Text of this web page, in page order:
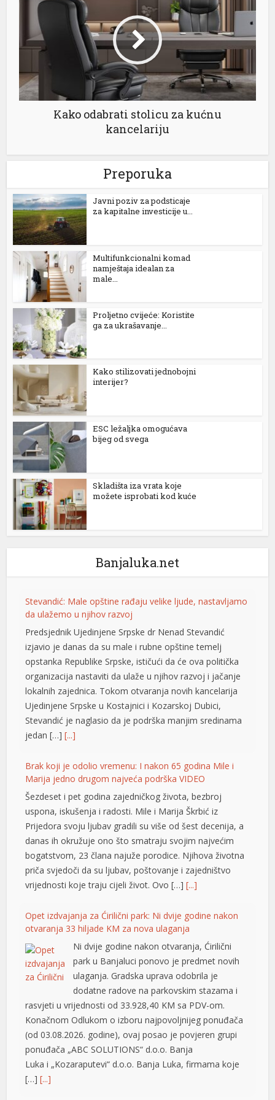
giriş
giris
giriş
escort
escort
escort
bayan
güncel giriş
yönetim sistemi
100 mg
fiyat
fiyat
100 mg fiyat
giriş
satın al
güncel
giriş
izle
Kako odabrati stolicu za kućnu
kancelariju
Preporuka
Јavni poziv za podsticaje
za kapitalne investicije u...
Multifunkcionalni komad
namještaja idealan za
male...
Proljetno cvijeće: Koristite
ga za ukrašavanje...
Kako stilizovati jednobojni
interijer?
ESC ležaljka omogućava
bijeg od svega
Skladišta iza vrata koje
možete isprobati kod kuće
Banjaluka.net
Stevandić: Male opštine rađaju velike ljude, nastavljamo
da ulažemo u njihov razvoj
Predsjednik Ujedinjene Srpske dr Nenad Stevandić
izjavio je danas da su male i rubne opštine temelj
opstanka Republike Srpske, ističući da će ova politička
organizacija nastaviti da ulaže u njihov razvoj i jačanje
lokalnih zajednica. Tokom otvaranja novih kancelarija
Ujedinjene Srpske u Kostajnici i Kozarskoj Dubici,
Stevandić je naglasio da je podrška manjim sredinama
jedan […][...]
Brak koji je odolio vremenu: I nakon 65 godina Mile i
Marija jedno drugom najveća podrška VIDEO
Šezdeset i pet godina zajedničkog života, bezbroj
uspona, iskušenja i radosti. Mile i Marija Škrbić iz
Prijedora svoju ljubav gradili su više od šest decenija, a
danas ih okružuje ono što smatraju svojim najvećim
bogatstvom, 23 člana najuže porodice. Njihova životna
priča svjedoči da su ljubav, poštovanje i zajedništvo
vrijednosti koje traju cijeli život. Ovo […][...]
Opet izdvajanja za Ćirilični park: Ni dvije godine nakon
otvaranja 33 hiljade KM za nova ulaganja
Ni dvije godine nakon otvaranja, Ćirilični
park u Banjaluci ponovo je predmet novih
ulaganja. Gradska uprava odobrila je
dodatne radove na parkovskim stazama i
rasvjeti u vrijednosti od 33.928,40 KM sa PDV-om.
Konačnom Odlukom o izboru najpovoljnijeg ponuđača
(od 03.08.2026. godine), ovaj posao je povjeren grupi
ponuđača „ABC SOLUTIONS“ d.o.o. Banja
Luka i „Kozaraputevi“ d.o.o. Banja Luka, firmama koje
[…][...]